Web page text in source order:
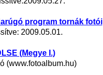
program tornák fotói
2009.05.01.
(Megye I.)
(www.fotoalbum.hu)